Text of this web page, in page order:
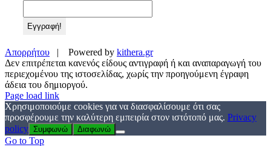
Απορρήτου | Powered by kithera.gr
Δεν επιτρέπεται κανενός είδους αντιγραφή ή και αναπαραγωγή του
περιεχομένου της ιστοσελίδας, χωρίς την προηγούμενη έγραφη
άδεια του δημιοργού.
Page load link
Χρησιμοποιούμε cookies για να διασφαλίσουμε ότι σας
προσφέρουμε την καλύτερη εμπειρία στον ιστότοπό μας. Privacy
policy Συμφωνώ Διαφωνώ
Go to Top